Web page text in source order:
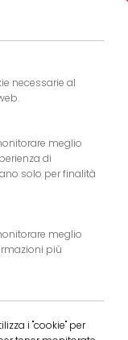
to the
necessarie al
meglio
di
solo per finalità
meglio
più
i "cookie" per